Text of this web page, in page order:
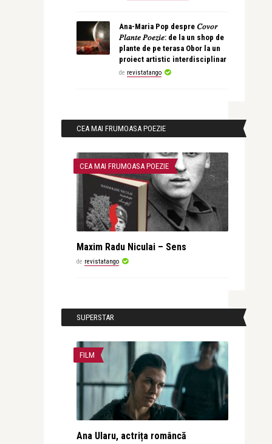
Ana-Maria Pop despre 𝐶𝑜𝑣𝑜𝑟
𝑃𝑙𝑎𝑛𝑡𝑒 𝑃𝑜𝑒𝑧𝑖𝑒: de la un shop de
plante de pe terasa Obor la un
proiect artistic interdisciplinar
de revistatango
CEA MAI FRUMOASA POEZIE
CEA MAI FRUMOASA POEZIE
Maxim Radu Niculai – Sens
de revistatango
SUPERSTAR
FILM
Ana Ularu, actrița româncă